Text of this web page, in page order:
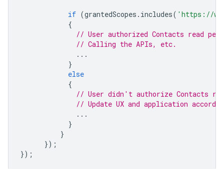
if (grantedScopes . includes( 'https://
{
// User authorized Contacts read
// Calling the APIs, etc.
...
}
else
{
// User didn't authorize Contacts
// Update UX and application
...
}
}
});
});